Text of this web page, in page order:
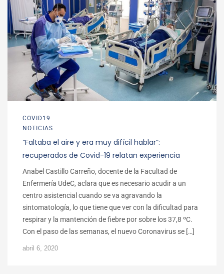
COVID19
NOTICIAS
“Faltaba el aire y era muy difícil hablar”:
recuperados de Covid-19 relatan experiencia
Anabel Castillo Carreño, docente de la Facultad de
Enfermería UdeC, aclara que es necesario acudir a un
centro asistencial cuando se va agravando la
sintomatología, lo que tiene que ver con la dificultad para
respirar y la mantención de fiebre por sobre los 37,8 ºC.
Con el paso de las semanas, el nuevo Coronavirus se […]
abril 6, 2020